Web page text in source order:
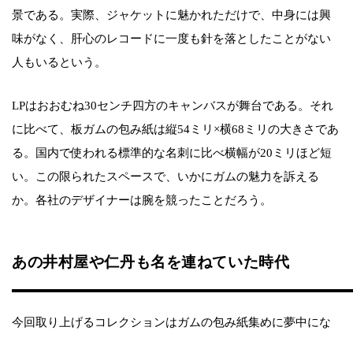
景である。実際、ジャケットに魅かれただけで、中身には興
味がなく、肝心のレコードに一度も針を落としたことがない
人もいるという。
LPはおおむね30センチ四方のキャンバスが舞台である。それ
に比べて、板ガムの包み紙は縦54ミリ×横68ミリの大きさであ
る。国内で使われる標準的な名刺に比べ横幅が20ミリほど短
い。この限られたスペースで、いかにガムの魅力を訴える
か。各社のデザイナーは腕を競ったことだろう。
あの井村屋や仁丹も名を連ねていた時代
今回取り上げるコレクションはガムの包み紙集めに夢中にな